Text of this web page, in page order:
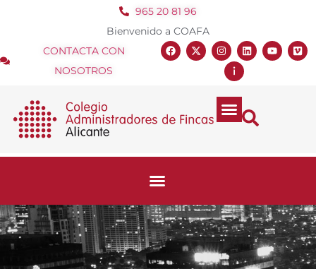
965 20 81 96
Bienvenido a COAFA
CONTACTA CON
NOSOTROS